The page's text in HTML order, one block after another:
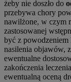
żeby nie doszło do
przebywa chory
nawilżone, w czym
zastosowanej
być z
nasilenia objawów,
ewentualne
zakończenia
ewentualną oceną